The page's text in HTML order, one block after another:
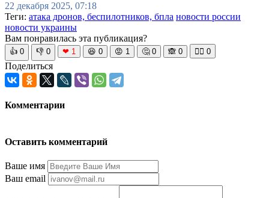
22 декабря 2025, 07:18
Теги: атака дронов, беспилотников, бпла новости россии
новости украины
Вам понравилась эта публикация?
👍 0 👎 0 ❤ 1 😆 0 😡 1 🤔 0 🙈 0 🧘‍♀️ 0
Поделиться
Комментарии
Оставить комментарий
Ваше имя
Ваш email